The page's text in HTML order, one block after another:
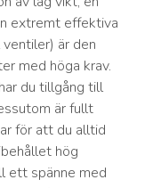
extremt effektiva
är den
med höga krav.
du tillgång till
är fullt
för att du alltid
hög
ett spänne med